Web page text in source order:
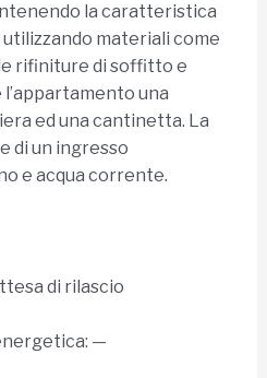
la caratteristica
materiali come
rifiniture di soffitto e
una
ed una cantinetta. La
di un ingresso
e acqua corrente.
di rilascio
—